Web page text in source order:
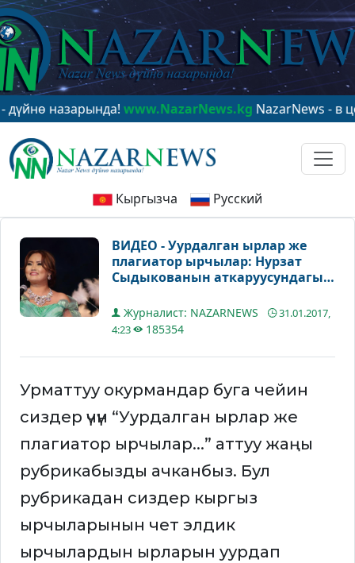
www.NazarNews.kgNazarNews - в центре
Кыргызча Русский
ВИДЕО - Уурдалган ырлар же
плагиатор ырчылар: Нурзат
Сыдыкованын аткаруусундагы
Журналист: NAZARNEWS
31.01.2017,
4:23
185354
Урматтуу окурмандар буга чейин
сиздер үчүн “Уурдалган ырлар же
плагиатор ырчылар...” аттуу жаңы
рубрикабызды ачканбыз. Бул
рубрикадан сиздер кыргыз
ырчыларынын чет элдик
ырчылардын ырларын уурдап